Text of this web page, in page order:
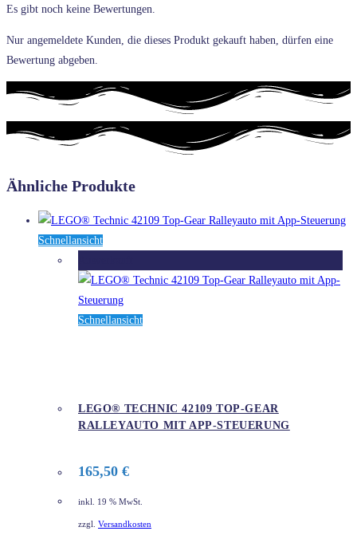
Es gibt noch keine Bewertungen.
Nur angemeldete Kunden, die dieses Produkt gekauft haben, dürfen eine
Bewertung abgeben.
Ähnliche Produkte
Schnellansicht
Schnellansicht
LEGO® TECHNIC 42109 TOP-GEAR
RALLEYAUTO MIT APP-STEUERUNG
165,50 €
inkl. 19 % MwSt.
zzgl. Versandkosten